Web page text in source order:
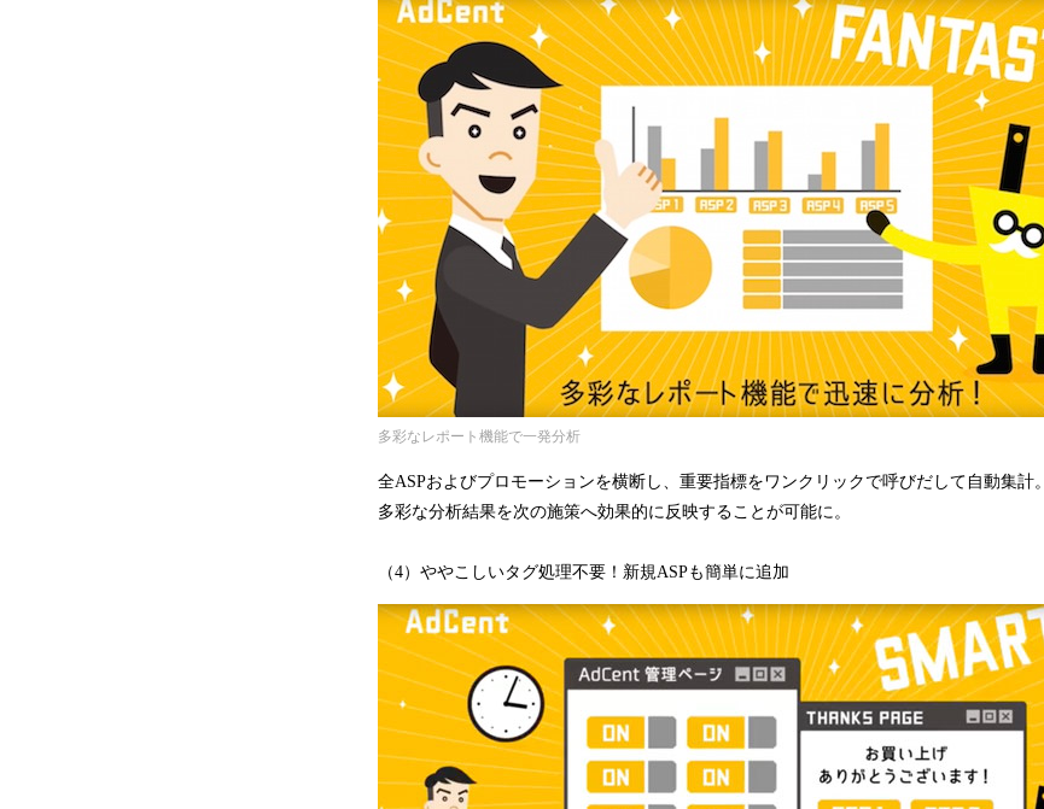
多彩なレポート機能で一発分析
全ASPおよびプロモーションを横断し、重要指標をワンクリックで呼びだして自動集計。
多彩な分析結果を次の施策へ効果的に反映することが可能に。
（4）ややこしいタグ処理不要！新規ASPも簡単に追加